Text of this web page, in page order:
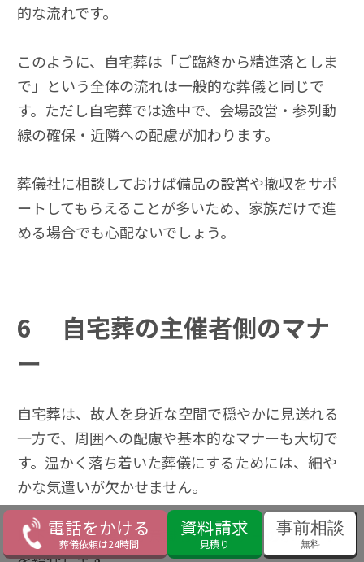
的な流れです。
このように、自宅葬は「ご臨終から精進落としま
で」という全体の流れは一般的な葬儀と同じで
す。ただし自宅葬では途中で、会場設営・参列動
線の確保・近隣への配慮が加わります。
葬儀社に相談しておけば備品の設営や撤収をサポ
ートしてもらえることが多いため、家族だけで進
める場合でも心配ないでしょう。
6
自宅葬の主催者側のマナ
ー
自宅葬は、故人を身近な空間で穏やかに見送れる
一方で、周囲への配慮や基本的なマナーも大切で
す。温かく落ち着いた葬儀にするためには、細や
かな気遣いが欠かせません。
以下では、主催者が意識したいマナーのポイント
電話をかける
葬儀依頼は24時間
資料請求
見積り
事前相談
無料